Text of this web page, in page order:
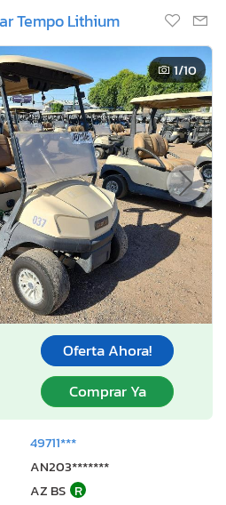
Tempo Lithium
1/10
Oferta Ahora!
Comprar Ya
49711***
AN203*******
AZ BS R